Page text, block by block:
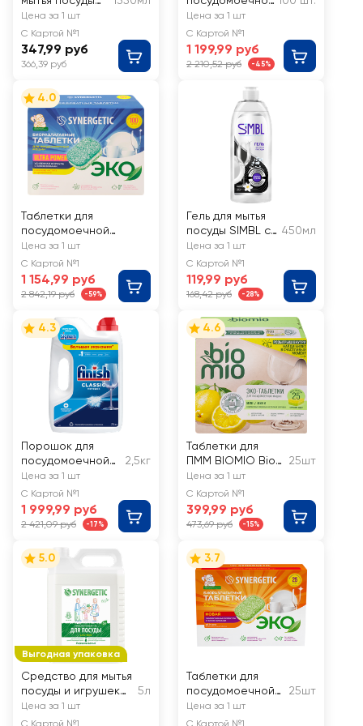
FAIRY Нежные
руки Ромашка и
витамин Е
Цена за 1 шт
С Картой №1
347,99 руб
366,39 руб
машины GRASS
Azelit Pro
Цена за 1 шт
С Картой №1
1 199,99 руб
2 210,52 руб -45%
4.0
Таблетки для
посудомоечной
машины SYNERGETIC,
100шт
Цена за 1 шт
С Картой №1
1 154,99 руб
2 842,19 руб -59%
Гель для мытья
посуды SIMBL с
ароматом
цветов
450мл
Цена за 1 шт
С Картой №1
119,99 руб
168,42 руб -28%
4.3
Порошок для
посудомоечной
машины FINISH
2,5кг
Цена за 1 шт
С Картой №1
1 999,99 руб
2 421,09 руб -17%
4.6
Таблетки для
ПММ BIOMIO Bio-
tabs Бергамот и
юдзу
25шт
Цена за 1 шт
С Картой №1
399,99 руб
473,69 руб -15%
Выгодная упаковка
5.0
Средство для мытья
посуды и игрушек
SYNERGETIC Био с
ароматом алоэ
5л
Цена за 1 шт
С Картой №1
3.7
Таблетки для
посудомоечной
машины
SYNERGETIC
25шт
Цена за 1 шт
С Картой №1